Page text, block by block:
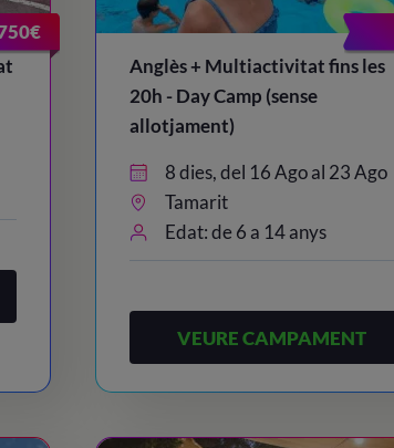
Anglès + Multiactivitat fins les
20h - Day Camp (sense
allotjament)
8 dies, del 16 Ago al 23 Ago
Tamarit
Edat: de 6 a 14 anys
VEURE CAMPAMENT